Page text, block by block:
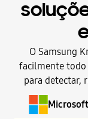
O Samsung
facilmente todo
para detectar,